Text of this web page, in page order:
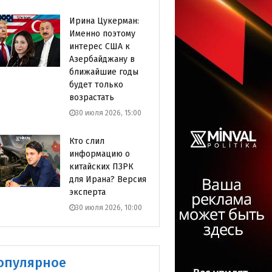
Ирина Цукерман:
Именно поэтому
интерес США к
Азербайджану в
ближайшие годы
будет только
возрастать
30 июля 2026, 15:00
Кто слил
информацию о
китайских ПЗРК
для Ирана? Версия
эксперта
30 июля 2026, 10:00